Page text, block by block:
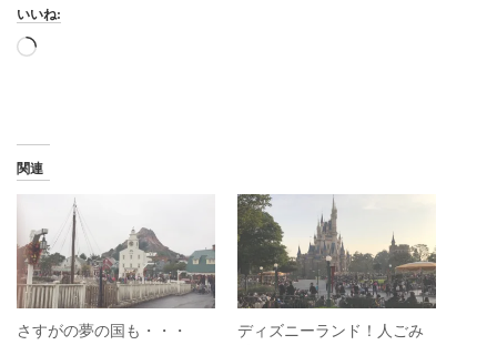
いいね:
読
関連
さすがの夢の国も・・・
ディズニーランド！人ごみ